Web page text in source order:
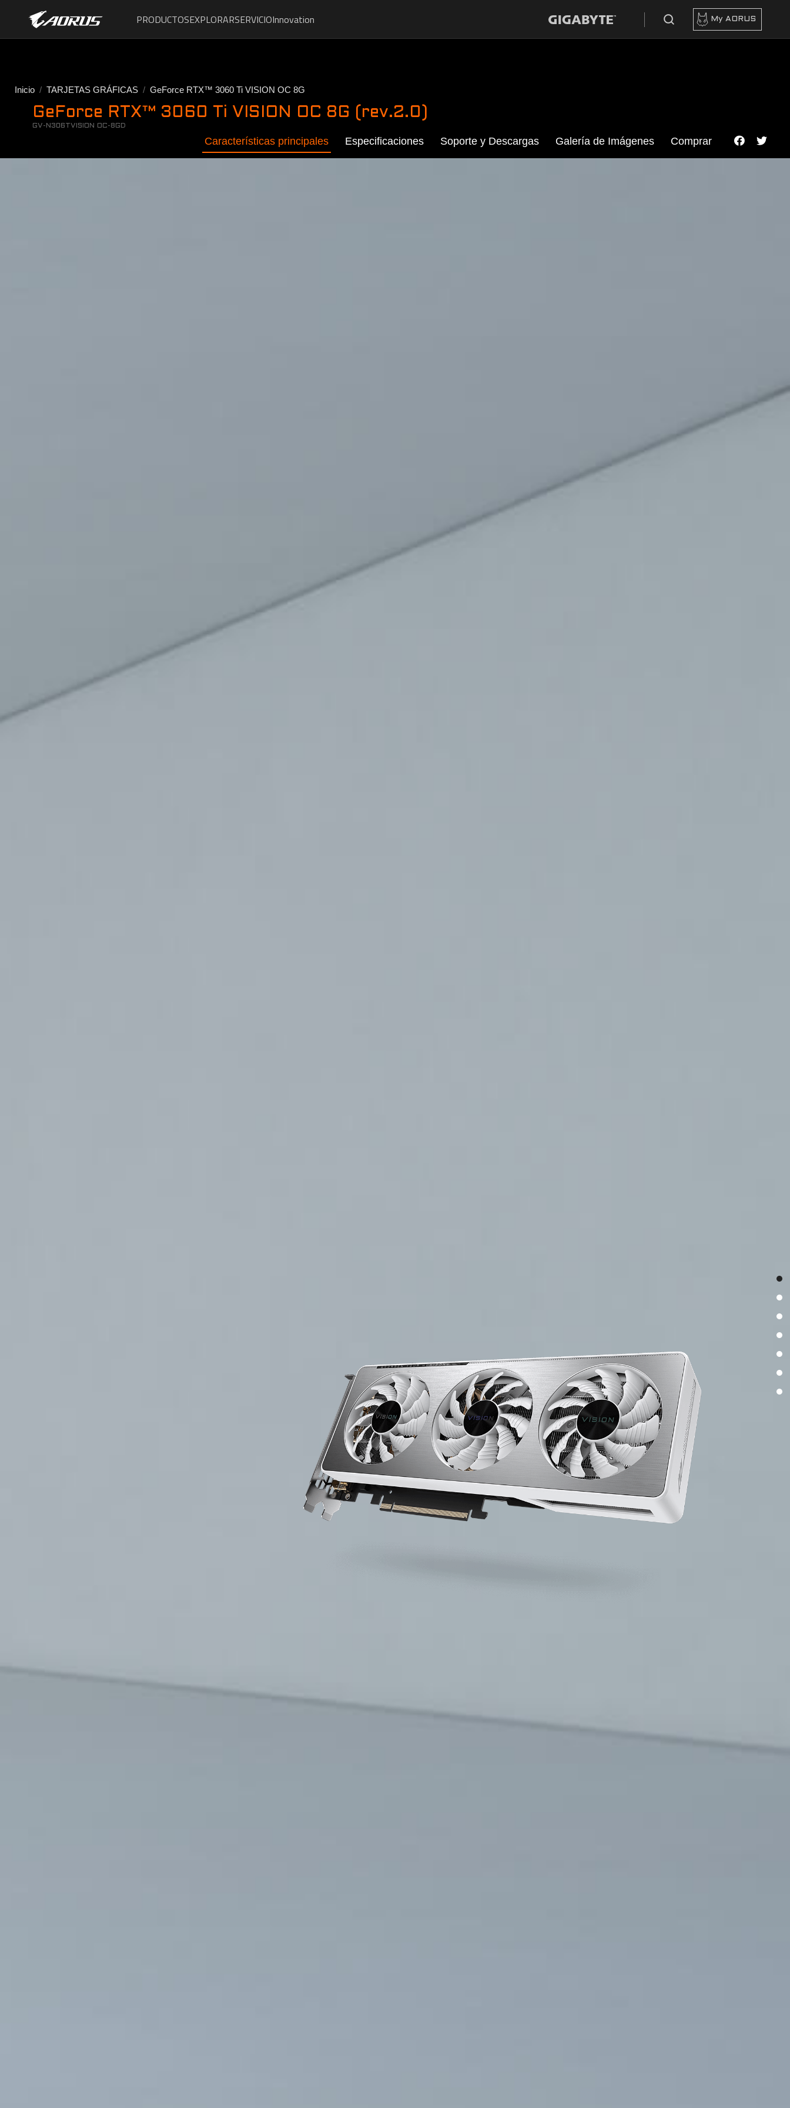
PRODUCTOSEXPLORARSERVICIOInnovation My AORUS
Inicio TARJETAS GRÁFICAS GeForce RTX™ 3060 Ti VISION OC 8G
GeForce RTX™ 3060 Ti VISION OC 8G (rev.2.0)
GV-N306TVISION OC-8GD
Características principales Especificaciones Soporte y Descargas Galería de Imágenes Comprar